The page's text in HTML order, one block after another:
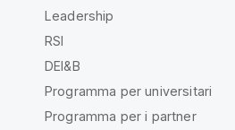
Leadership
RSI
DEI&B
Programma per universitari
Programma per i partner